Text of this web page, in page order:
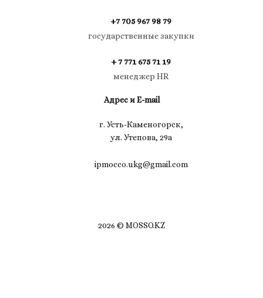
+7 705 967 98 79
государственные закупки
+ 7 771 675 71 19
менеджер HR
Адрес и E-mail
г. Усть-Каменогорск,
ул. Утепова, 29а
ipmocco.ukg@gmail.com
2026 © MOSSO.KZ